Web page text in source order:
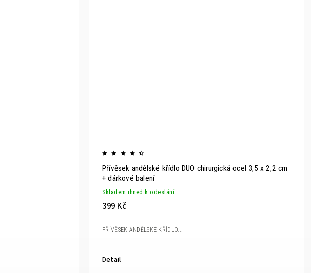
Přívěsek andělské křídlo DUO chirurgická ocel 3,5 x 2,2 cm
+ dárkové balení
Skladem ihned k odeslání
399 Kč
Detail
PŘÍVĚSEK ANDĚLSKÉ KŘÍDLO...